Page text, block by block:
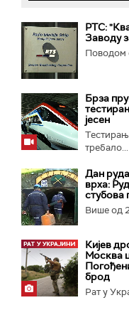
РТС:
Заводу
Поводом
Брза
јесен
требало...
Дан
врха:
стубова
Више од
Кијев
Москва
брод
Рат у